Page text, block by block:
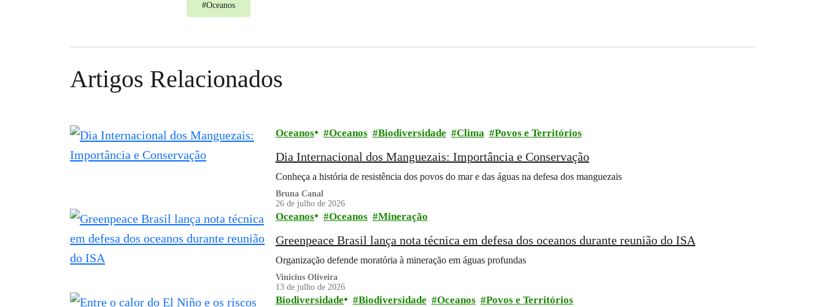
#Oceanos
Artigos Relacionados
Oceanos Oceanos Biodiversidade Clima Povos e Territórios
Dia Internacional dos Manguezais: Importância e Conservação
Conheça a história de resistência dos povos do mar e das águas na defesa dos manguezais
Bruna Canal
26 de julho de 2026
Oceanos Oceanos Mineração
Greenpeace Brasil lança nota técnica em defesa dos oceanos durante reunião do ISA
Organização defende moratória à mineração em águas profundas
Vinicius Oliveira
13 de julho de 2026
Biodiversidade Biodiversidade Oceanos Povos e Territórios